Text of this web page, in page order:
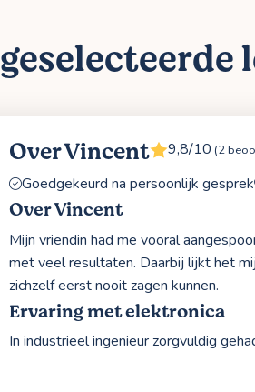
Over Vincent 9,8/10 (2
Goedgekeurd na persoonlijk gesprek
Over Vincent
Mijn vriendin had me vooral
met veel resultaten. Daarbij lijkt het
zichzelf eerst nooit zagen kunnen.
Ervaring met elektronica
In industrieel ingenieur zorgvuldig